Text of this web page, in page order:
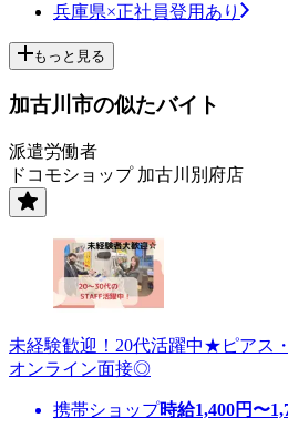
兵庫県×正社員登用あり
もっと見る
加古川市の似たバイト
派遣労働者
ドコモショップ 加古川別府店
未経験歓迎！20代活躍中★ピアス
オンライン面接◎
携帯ショップ時給1,400円〜